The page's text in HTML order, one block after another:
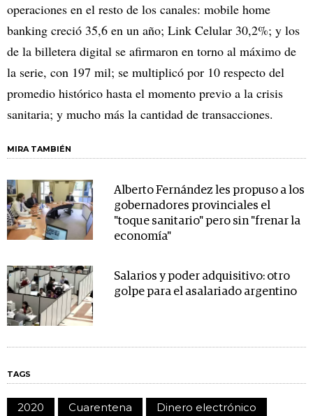
operaciones en el resto de los canales: mobile home
banking creció 35,6 en un año; Link Celular 30,2%; y los
de la billetera digital se afirmaron en torno al máximo de
la serie, con 197 mil; se multiplicó por 10 respecto del
promedio histórico hasta el momento previo a la crisis
sanitaria; y mucho más la cantidad de transacciones.
MIRA TAMBIÉN
Alberto Fernández les propuso a los
gobernadores provinciales el
"toque sanitario" pero sin "frenar la
economía"
Salarios y poder adquisitivo: otro
golpe para el asalariado argentino
TAGS
2020 Cuarentena
Dinero electrónico